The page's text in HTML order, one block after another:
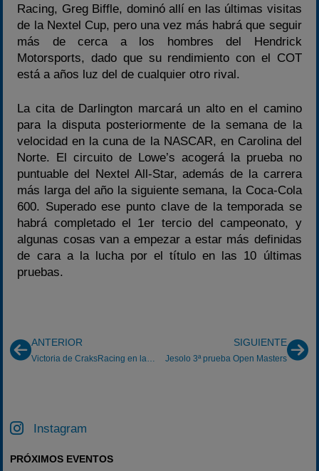
Racing, Greg Biffle, dominó allí en las últimas visitas
de la Nextel Cup, pero una vez más habrá que seguir
más de cerca a los hombres del Hendrick
Motorsports, dado que su rendimiento con el COT
está a años luz del de cualquier otro rival.
La cita de Darlington marcará un alto en el camino
para la disputa posteriormente de la semana de la
velocidad en la cuna de la NASCAR, en Carolina del
Norte. El circuito de Lowe’s acogerá la prueba no
puntuable del Nextel All-Star, además de la carrera
más larga del año la siguiente semana, la Coca-Cola
600. Superado ese punto clave de la temporada se
habrá completado el 1er tercio del campeonato, y
algunas cosas van a empezar a estar más definidas
de cara a la lucha por el título en las 10 últimas
pruebas.
ANTERIOR SIGUIENTE
Jesolo 3ª prueba Open Masters
Instagram
PRÓXIMOS EVENTOS